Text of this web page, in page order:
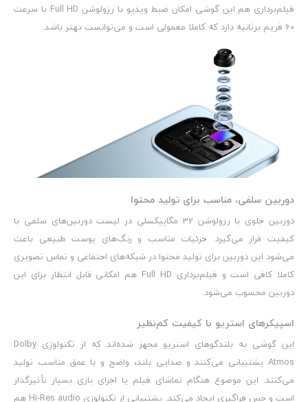
فیلم‌برداری هم این گوشی امکان ضبط ویدیو با رزولوشن Full HD با سرعت
60 فریم برثانیه دارد که کاملا معمولی است و می‌توانست بهتر باشد.
دوربین سلفی، مناسب برای تولید محتوا
دوربین جلوی با رزولوشن 32 مگاپیکسلی در لیست دوربین‌های سلفی با
کیفیت قرار می‌گیرد. جزئیات مناسب و رنگ‌های پوست طبیعی باعث
می‌شود این دوربین برای تولید محتوا در شبکه‌های اجتماعی و تماس تصویری
کاملا کافی است و فیلم‌برداری Full HD هم امکانی قابل انتظار برای این
دوربین محسوب می‌شود.
اسپیکرهای استریو با کیفیت کم‌نظیر
این گوشی به بلندگوهای استریو مجهز شده‌اند که از تکنولوژی Dolby
Atmos پشتیبانی می‌کنند و صدایی بلند، واضح و با عمق مناسب تولید
می‌کنند. این موضوع هنگام تماشای فیلم یا اجرای بازی بسیار تأثیرگذار
است و حس فراگیری ایجاد می‌کند. پشتیبانی از تکنولوژی Hi-Res audio هم